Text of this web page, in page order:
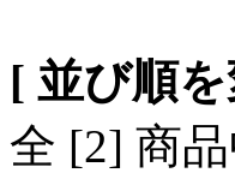
[ 並び順
全 [2] 商